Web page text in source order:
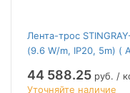
Лента-трос
(9.6 W/m, IP20, 5m) (
44 588.25 руб. /
Уточняйте наличие